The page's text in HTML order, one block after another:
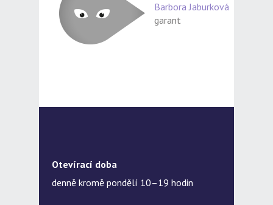
Barbora Jaburková
garant
Otevírací doba
denně kromě pondělí 10–19 hodin